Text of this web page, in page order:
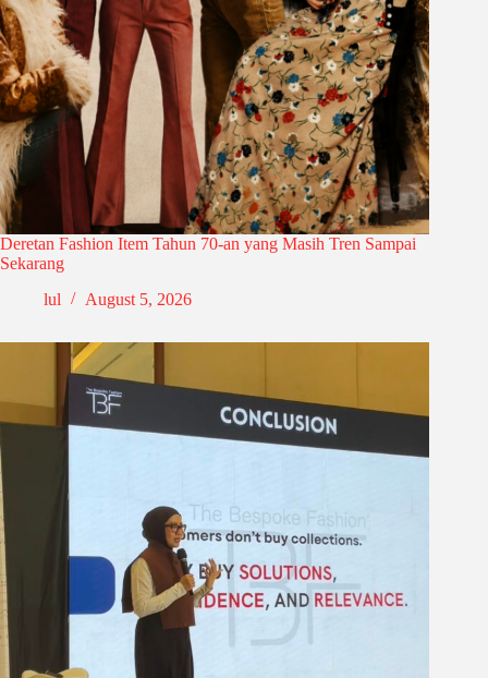
Deretan Fashion Item Tahun 70-an yang Masih Tren Sampai
Sekarang
lul
August 5, 2026